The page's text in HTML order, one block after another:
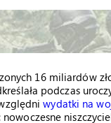
16 miliardów
podczas
wydatki na